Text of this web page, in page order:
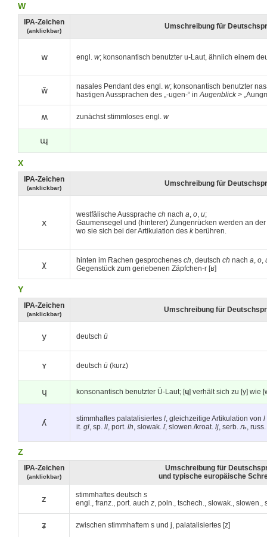
W
IPA-Zeichen
(anklickbar)
Umschreibung für
w engl. w; konsonantisch benutzter u-Laut, ähnlich einem
w̃ nasales Pendant des engl. w; konsonantisch benutzter
hastigen Aussprachen des „-ugen-“ inAugenblick>
ʍ zunächst stimmloses engl. w
ɰ
X
IPA-Zeichen
(anklickbar)
Umschreibung für
x
westfälische Aussprache ch nach a, o, u;
Gaumensegel und (hinterer) Zungenrücken werden an
wo sie sich bei der Artikulation des kberühren.
χ hinten im Rachen gesprochenes ch, deutsch ch nach a, o,
Gegenstück zum geriebenen Zäpfchen-r [ʁ]
Y
IPA-Zeichen
(anklickbar)
Umschreibung für
y deutsch ü
ʏ deutsch ü (kurz)
ɥ konsonantisch benutzter Ü-Laut; [ɥ] verhält sich zu [y] wie
ʎ stimmhaftes palatalisiertes l, gleichzeitige Artikulation von l
it. gl, sp. ll, port. lh, slowak. ľ, slowen./kroat. lj, serb.љ, russ.
Z
IPA-Zeichen
(anklickbar)
Umschreibung für
und typische europäische
z stimmhaftes deutsch s
engl., franz., port. auch z, poln., tschech., slowak.,
ʑ zwischen stimmhaftem s und j, palatalisiertes [z]